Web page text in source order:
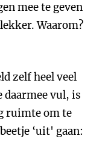
mee te geven
Waarom?
zelf heel veel
vul, is
ruimte om te
‘uit' gaan: